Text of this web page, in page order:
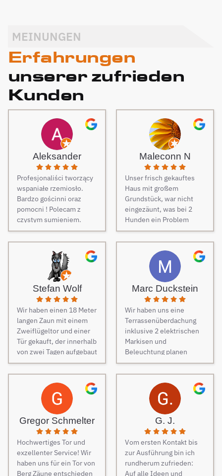
Erfahrungen
unserer zufrieden
Kunden
MEINUNGEN
Aleksander
Profesjonaliści tworzący
wspaniałe rzemiosło.
Bardzo gościnni oraz
pomocni ! Polecam z
czystym sumieniem.
Maleconn N
Unser frisch gekauftes
Haus mit großem
Grundstück, war nicht
eingezäunt, was bei 2
Hunden ein Problem
darstellt. Daher musste
dringend und schnell ein
Zaun her. Auf Empfehlung
von Freunden haben wir
unseren Zaun bei Berg
Zäune beauftragt und es
keine Sekunde bereut.
Dieser Tipp war wirklich
Gold wert! Von Angebot
bis zur Fertigstellung des
Zauns, verlief alles
absolut reibungslos. Alle
Fragen wurden im
Vorfeld schnell
beantwortet, auf
Sonderwünsche wurde
eingegangen und
Verständigungsprobleme
gab es auch keine, ganz
zu schweigen davon,
dass der Preis auch
unschlagbar war. Die 2
Männer, die vor Ort waren
und den Zaun aufgestellt
Stefan Wolf
Wir haben einen 18 Meter
langen Zaun mit einem
Zweiflügeltor und einer
Tür gekauft, der innerhalb
von zwei Tagen aufgebaut
wurde. Am dritten Tag
kamen die Elektriker, um
die Steuerung und
Elektrik des Tores
fachmännisch
anzuschließen.
Besonders
hervorzuheben ist die
Unterstützung während
des Auswahlprozesses.
Unsere
Marc Duckstein
Wir haben uns eine
Terrassenüberdachung
inklusive 2 elektrischen
Markisen und
Beleuchtung planen
lassen. Es war vom
ersten Kontakt bis zur
finalen Ausführung des
Projektes eine
reibungslose
Kommunikation. Sehr
freundlich und man ist
auch auf jeden Wunsch
eingegangen. Bei der
Montage der
Überdachung waren 4
Gregor Schmelter
Hochwertiges Tor und
exzellenter Service! Wir
haben uns für ein Tor von
Berg Zäune entschieden
G. J.
Vom ersten Kontakt bis
zur Ausführung bin ich
rundherum zufrieden:
Auf alle Ideen und